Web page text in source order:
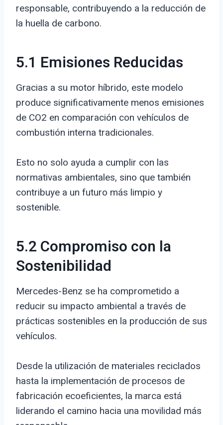
responsable, contribuyendo a la reducción de
la huella de carbono.
5.1 Emisiones Reducidas
Gracias a su motor híbrido, este modelo
produce significativamente menos emisiones
de CO2 en comparación con vehículos de
combustión interna tradicionales.
Esto no solo ayuda a cumplir con las
normativas ambientales, sino que también
contribuye a un futuro más limpio y
sostenible.
5.2 Compromiso con la
Sostenibilidad
Mercedes-Benz se ha comprometido a
reducir su impacto ambiental a través de
prácticas sostenibles en la producción de sus
vehículos.
Desde la utilización de materiales reciclados
hasta la implementación de procesos de
fabricación ecoeficientes, la marca está
liderando el camino hacia una movilidad más